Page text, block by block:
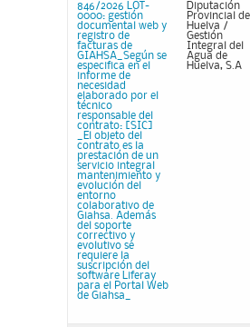
846/2026 LOT-
0000: gestión
documental web y
registro de
facturas de
GIAHSA_Según se
especifica en el
informe de
necesidad
elaborado por el
técnico
responsable del
contrato: [SIC]
_El objeto del
contrato es la
prestación de un
servicio integral
mantenimiento y
evolución del
entorno
colaborativo de
Giahsa. Además
del soporte
correctivo y
evolutivo se
requiere la
suscripción del
software Liferay
para el Portal Web
de Giahsa_
Diputación
Provincial de
Huelva /
Gestión
Integral del
Agua de
Huelva, S.A